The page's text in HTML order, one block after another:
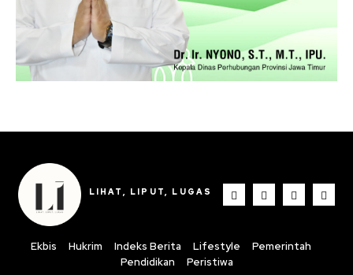
LIHAT, LIPUT, LUGAS
Ekbis Hukrim Indeks Berita Lifestyle
Pemerintah
Pendidikan
Peristiwa